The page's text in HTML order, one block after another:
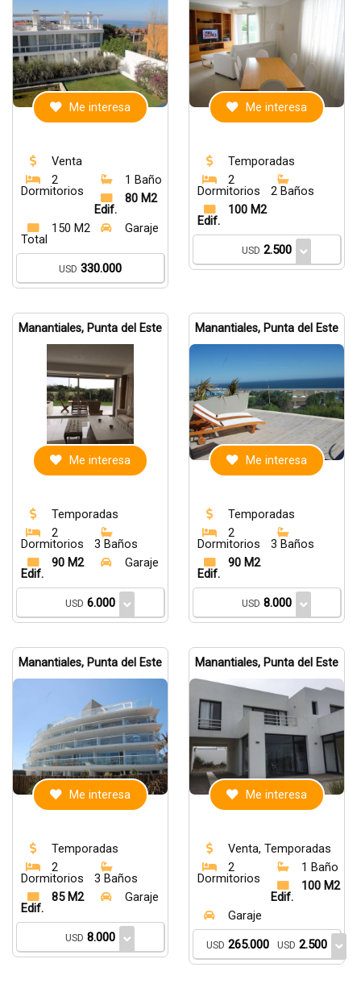
Me interesa
Venta
2
Dormitorios
1 Baño
80 M2
Edif.
150 M2
Total
Garaje
USD 330.000
Me interesa
Temporadas
2
Dormitorios
2 Baños
100 M2
Edif.
USD 2.500
Manantiales, Punta del Este
Me interesa
Temporadas
2
Dormitorios
3 Baños
90 M2
Edif.
Garaje
USD 6.000
Manantiales, Punta del Este
Me interesa
Temporadas
2
Dormitorios
3 Baños
90 M2
Edif.
USD 8.000
Manantiales, Punta del Este
Me interesa
Temporadas
2
Dormitorios
3 Baños
85 M2
Edif.
Garaje
USD 8.000
Manantiales, Punta del Este
Me interesa
Venta, Temporadas
2
Dormitorios
1 Baño
100 M2
Edif.
Garaje
USD 265.000 USD 2.500